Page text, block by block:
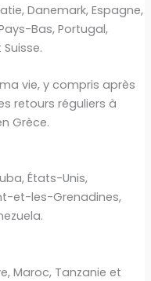
Danemark, Espagne,
Bas, Portugal,
vie, y compris après
retours réguliers à
Grèce.
États-Unis,
et-les-Grenadines,
Maroc, Tanzanie et